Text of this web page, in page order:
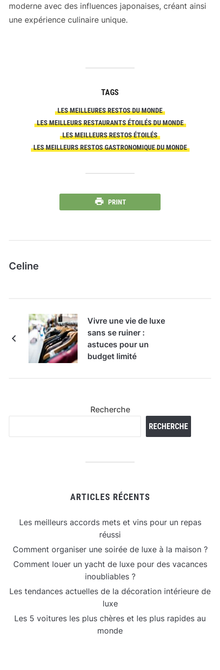
moderne avec des influences japonaises, créant ainsi
une expérience culinaire unique.
TAGS
LES MEILLEURES RESTOS DU MONDE
LES MEILLEURS RESTAURANTS ÉTOILÉS DU MONDE
LES MEILLEURS RESTOS ÉTOILÉS
LES MEILLEURS RESTOS GASTRONOMIQUE DU MONDE
PRINT
Celine
Vivre une vie de luxe
sans se ruiner :
astuces pour un
budget limité
Recherche
RECHERCHE
ARTICLES RÉCENTS
Les meilleurs accords mets et vins pour un repas
réussi
Comment organiser une soirée de luxe à la maison ?
Comment louer un yacht de luxe pour des vacances
inoubliables ?
Les tendances actuelles de la décoration intérieure de
luxe
Les 5 voitures les plus chères et les plus rapides au
monde